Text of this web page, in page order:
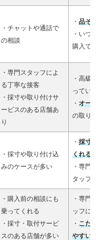
・チャットや通話で
の相談
・ 品ぞ
・いつ
購入で
・専門スタッフによ
る丁寧な接客
・採寸や取り付けサ
ービスのある店舗あ
り
・高級
っている
・ オー
の取り
・採寸や取り付け込
みのケースが多い
・ 採寸
くれる
・専門
タッフ
・購入前の相談にも
乗ってくれる
・採寸・取付サービ
スのある店舗が多い
・専門
ッフに
・ こだ
やすい